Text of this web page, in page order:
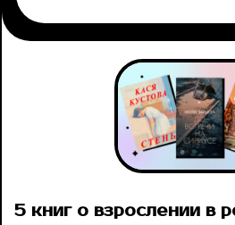
О компании
Новости
5 книг о взрослении в